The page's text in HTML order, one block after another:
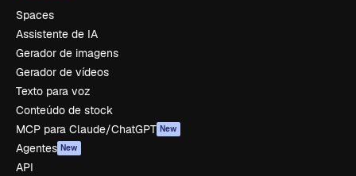
Spaces
Assistente de IA
Gerador de imagens
Gerador de vídeos
Texto para voz
Conteúdo de stock
MCP para Claude/ChatGPT New
Agentes New
API